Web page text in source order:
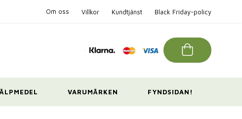
Om oss Villkor Kundtjänst Black Friday-policy
VARUMÄRKEN FYNDSIDAN!